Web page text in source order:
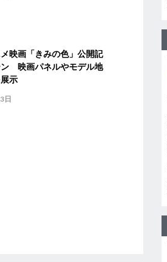
映画「きみの色」公開記
映画パネルやモデル地
示
日